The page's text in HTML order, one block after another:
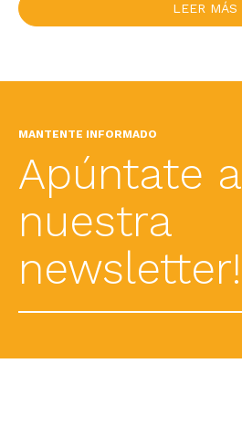
LEER MÁS
MANTENTE INFORMADO
Apúntate a
nuestra
newsletter!